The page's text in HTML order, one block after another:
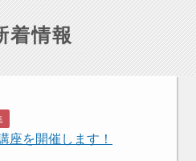
着情報
座を開催します！